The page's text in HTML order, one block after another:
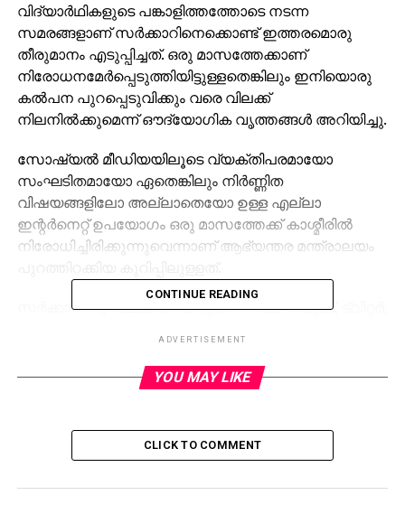
വിദ്യാര്‍ഥികളുടെ പങ്കാളിത്തത്തോടെ നടന്ന
സമരങ്ങളാണ് സര്‍ക്കാറിനെക്കൊണ്ട് ഇത്തരമൊരു
തീരുമാനം എടുപ്പിച്ചത്. ഒരു മാസത്തേക്കാണ്
നിരോധനമേര്‍പ്പെടുത്തിയിട്ടുള്ളതെങ്കിലും ഇനിയൊരു
കല്‍പന പുറപ്പെടുവിക്കും വരെ വിലക്ക്
നിലനില്‍ക്കുമെന്ന് ഔദ്യോഗിക വൃത്തങ്ങള്‍ അറിയിച്ചു.
സോഷ്യല്‍ മീഡിയയിലൂടെ വ്യക്തിപരമായോ
സംഘടിതമായോ ഏതെങ്കിലും നിര്‍ണ്ണിത
വിഷയങ്ങളിലോ അല്ലാതെയോ ഉള്ള എല്ലാ
ഇന്റര്‍നെറ്റ് ഉപയോഗം ഒരു മാസത്തേക്ക് കാശ്മീരില്‍
നിരോധിച്ചിരിക്കുന്നുവെന്നാണ് ആഭ്യന്തര മന്ത്രാലയം
സര്‍ക്കാറിന്റെ വിലക്കിനെത്തുടര്‍ന്ന് ഫേസ്ബുക്ക്, ട്വിറ്റര്‍,
ഏര്‍പ്പെടുത്തിയിരിക്കുകയാണ്. യുവാക്കള്‍
സംഘടിക്കുന്നതിനും സമരവുമായി
നീക്കമെന്നാണ് പ്രാഥമിക വിലയിരുത്തല്‍.
RELATED TOPICS:
CONTINUE READING
ADVERTISEMENT
YOU MAY LIKE
CLICK TO COMMENT